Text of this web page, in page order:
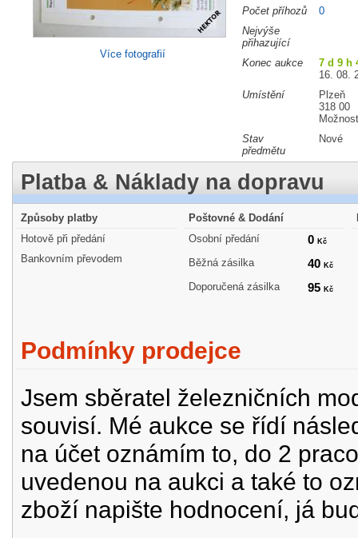
Více fotografií
Počet příhozů
0
Nejvýše
přihazující
Konec aukce
7 d 9 h
16. 08.
Umístění
Plzeň
318 00
Stav
předmětu
Nové
Platba & Náklady na dopravu
Způsoby platby
Hotově při předání
Bankovním převodem
Poštovné & Dodání
Osobní předání
0 Kč
Běžná zásilka 40 Kč
Doporučená zásilka 95 Kč
Podmínky prodejce
Jsem sběratel železničních
souvisí. Mé aukce se řídí
na účet oznámím to, do 2
uvedenou na aukci a také to
zboží napište hodnocení, já